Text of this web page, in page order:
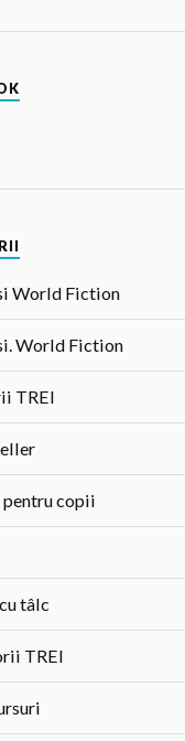
World Fiction
World Fiction
TREI
pentru copii
tâlc
TREI